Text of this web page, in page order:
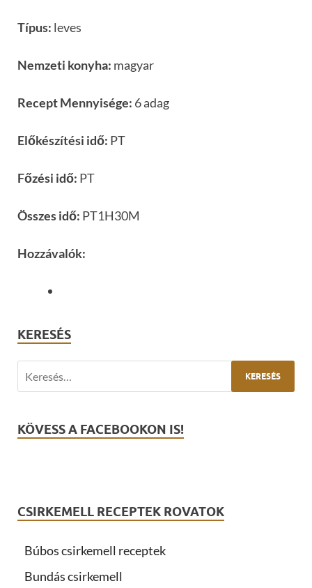
Típus: leves
Nemzeti konyha: magyar
Recept Mennyisége: 6 adag
Előkészítési idő: PT
Főzési idő: PT
Összes idő: PT1H30M
Hozzávalók:
KERESÉS
KÖVESS A FACEBOOKON IS!
CSIRKEMELL RECEPTEK ROVATOK
Búbos csirkemell receptek
Bundás csirkemell